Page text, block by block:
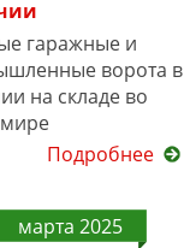
гаражные и
ворота в
на складе во
Подробнее
марта 2025